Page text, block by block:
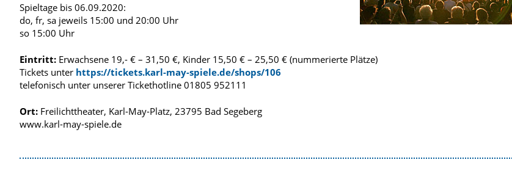
Spieltage bis 06.09.2020:
do, fr, sa jeweils 15:00 und 20:00 Uhr
so 15:00 Uhr
Eintritt: Erwachsene 19,- € – 31,50 €, Kinder 15,50 € – 25,50 € (nummerierte Plätze)
Tickets unter https://tickets.karl-may-spiele.de/shops/106
telefonisch unter unserer Tickethotline 01805 952111
Ort: Freilichttheater, Karl-May-Platz, 23795 Bad Segeberg
www.karl-may-spiele.de